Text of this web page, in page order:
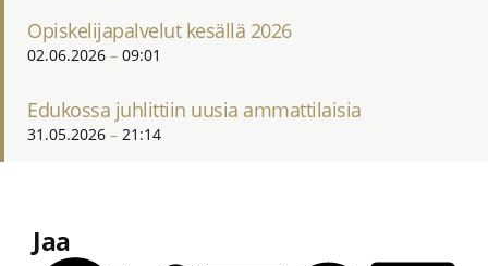
Opiskelijapalvelut kesällä 2026
02.06.2026 09:01
Edukossa juhlittiin uusia ammattilaisia
31.05.2026 21:14
Jaa